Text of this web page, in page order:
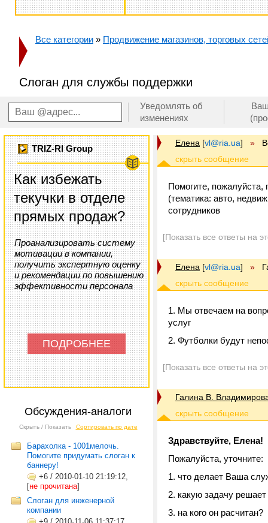
Все категории » Продвижение магазинов, торговых
Слоган для службы поддержки
Уведомлять об
изменениях
TRIZ-RI Group
Как избежать
текучки в отделе
прямых продаж?
Проанализировать систему
мотивации в компании,
получить экспертную оценку
и рекомендации по повышению
эффективности персонала
ПОДРОБНЕЕ
Обсуждения-аналоги
Скрыть / Показать Сортировать по дате
Барахолка - 1001мелочь.
Помогите придумать слоган к
баннеру!
+6 / 2010-01-10 21:19:12,
[не прочитана]
Слоган для инженерной
компании
Елена [vl@ria.ua] »
Помогите,
(тематика: авто,
сотрудников
[Показать все ответы на
Елена [vl@ria.ua] »
1. Мы отвечаем на
услуг
2. Футболки будут
[Показать все ответы на
Галина В.
Здравствуйте, Елена!
Пожалуйста, уточните:
1. что делает Ваша
2. какую задачу
3. на кого он расчитан?